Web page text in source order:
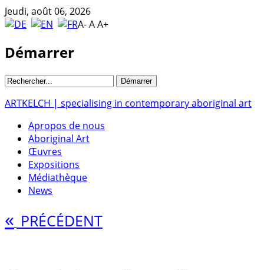
Jeudi, août 06, 2026
A-AA+
Démarrer
ARTKELCH | specialising in contemporary aboriginal art
Apropos de nous
Aboriginal Art
Œuvres
Expositions
Médiathèque
News
« PRÉCÉDENT